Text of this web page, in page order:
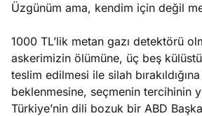
Üzgünüm ama, kendim için değil
1000 TL’lik metan gazı detektörü
askerimizin ölümüne, üç beş
teslim edilmesi ile silah bırakıldığına
beklenmesine, seçmenin tercihinin
Türkiye’nin dili bozuk bir ABD